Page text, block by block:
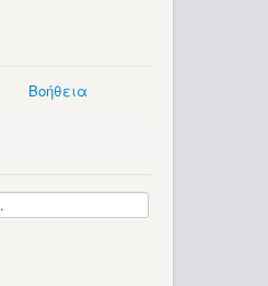
Βοήθεια